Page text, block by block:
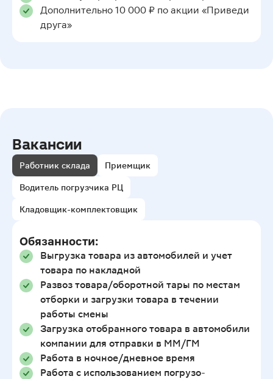
Дополнительно 10 000 ₽ по акции «Приведи
друга»
Вакансии
Работник склада Приемщик
Водитель погрузчика РЦ
Кладовщик-комплектовщик
Обязанности:
Выгрузка товара из автомобилей и учет
товара по накладной
Развоз товара/оборотной тары по местам
отборки и загрузки товара в течении
работы смены
Загрузка отобранного товара в автомобили
компании для отправки в ММ/ГМ
Работа в ночное/дневное время
Работа с использованием погрузо-